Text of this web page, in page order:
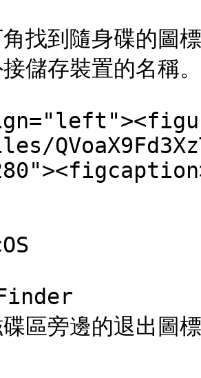
找到隨身碟的圖
儲存裝置的名稱。
區旁邊的退出圖